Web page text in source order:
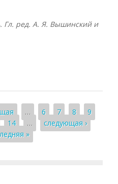
Гл. ред. А. Я. Вышинский и
… 6 7 8
9
14 …
следующая ›
»